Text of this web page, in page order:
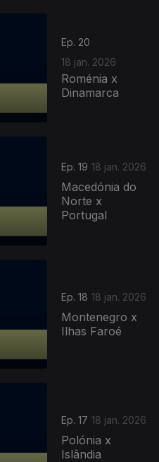
Ep. 20
18 jan. 2026
Roménia x
Dinamarca
Ep. 19 18 jan. 2026
Macedónia do
Norte x
Portugal
Ep. 18 18 jan. 2026
Montenegro x
Ilhas Faroé
Ep. 17 18 jan. 2026
Polónia x
Islândia